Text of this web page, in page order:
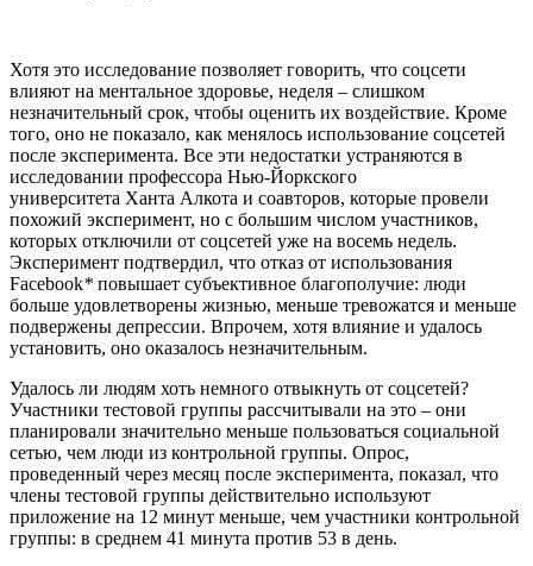
Хотя это исследование позволяет говорить, что соцсети
влияют на ментальное здоровье, неделя – слишком
незначительный срок, чтобы оценить их воздействие. Кроме
того, оно не показало, как менялось использование соцсетей
после эксперимента. Все эти недостатки устраняются в
исследовании профессора Нью-Йоркского
университета Ханта Алкота и соавторов, которые провели
похожий эксперимент, но с большим числом участников,
которых отключили от соцсетей уже на восемь недель.
Эксперимент подтвердил, что отказ от использования
Facebook* повышает субъективное благополучие: люди
больше удовлетворены жизнью, меньше тревожатся и меньше
подвержены депрессии. Впрочем, хотя влияние и удалось
установить, оно оказалось незначительным.
Удалось ли людям хоть немного отвыкнуть от соцсетей?
Участники тестовой группы рассчитывали на это – они
планировали значительно меньше пользоваться социальной
сетью, чем люди из контрольной группы. Опрос,
проведенный через месяц после эксперимента, показал, что
члены тестовой группы действительно используют
приложение на 12 минут меньше, чем участники контрольной
группы: в среднем 41 минута против 53 в день.